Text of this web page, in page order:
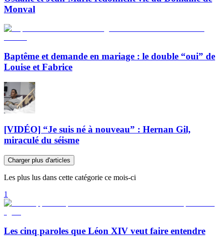
Monval
Baptême et demande en mariage : le double “oui” de
Louise et Fabrice
[VIDÉO] “Je suis né à nouveau” : Hernan Gil,
miraculé du séisme
Charger plus d'articles
Les plus lus dans cette catégorie ce mois-ci
1
Les cinq paroles que Léon XIV veut faire entendre